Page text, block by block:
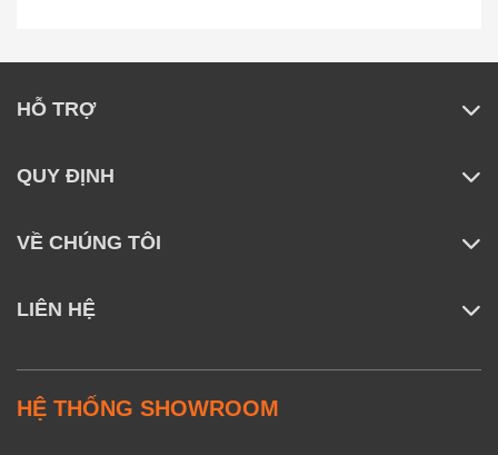
HỖ TRỢ
QUY ĐỊNH
VỀ CHÚNG TÔI
LIÊN HỆ
HỆ THỐNG SHOWROOM